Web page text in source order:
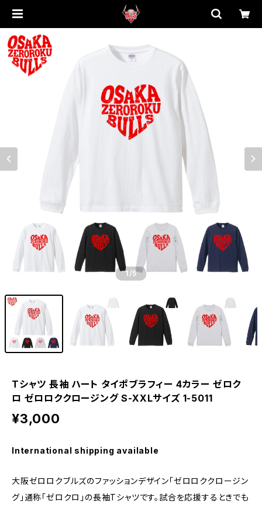
1 /5
Tシャツ 長袖 ハート タイポブラフィー 4カラー ゼロク
ロ ゼロロククロージング S-XXLサイズ 1-5011
¥3,000
International shipping available
大阪ゼロロクブルズのファッションデザイン「ゼロロククロージン
グ」通称「ゼロクロ」の長袖Tシャツです。試合を応援するときでも